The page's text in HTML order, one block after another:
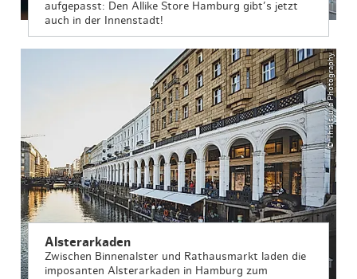
aufgepasst: Den Allike Store Hamburg gibt’s jetzt
auch in der Innenstadt!
© ThisIsJulia Photography
Alsterarkaden
Zwischen Binnenalster und Rathausmarkt laden die
imposanten Alsterarkaden in Hamburg zum